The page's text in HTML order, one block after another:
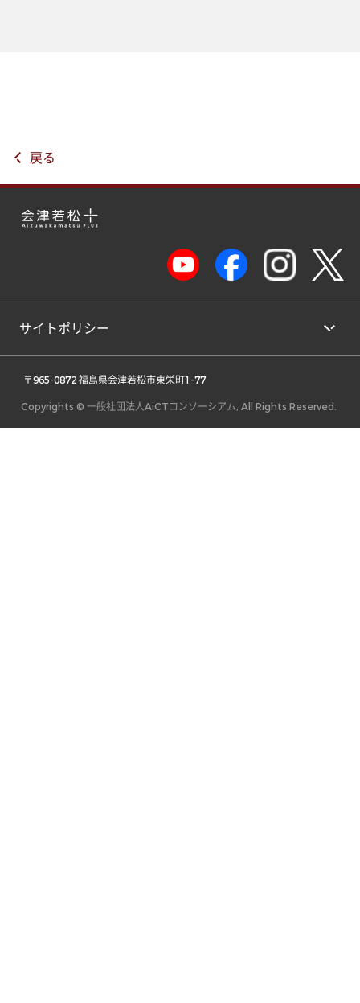
戻る
サイトポリシー
〒965-0872 福島県会津若松市東栄町1-77
Copyrights © 一般社団法人AiCTコンソーシアム, All Rights Reserved.